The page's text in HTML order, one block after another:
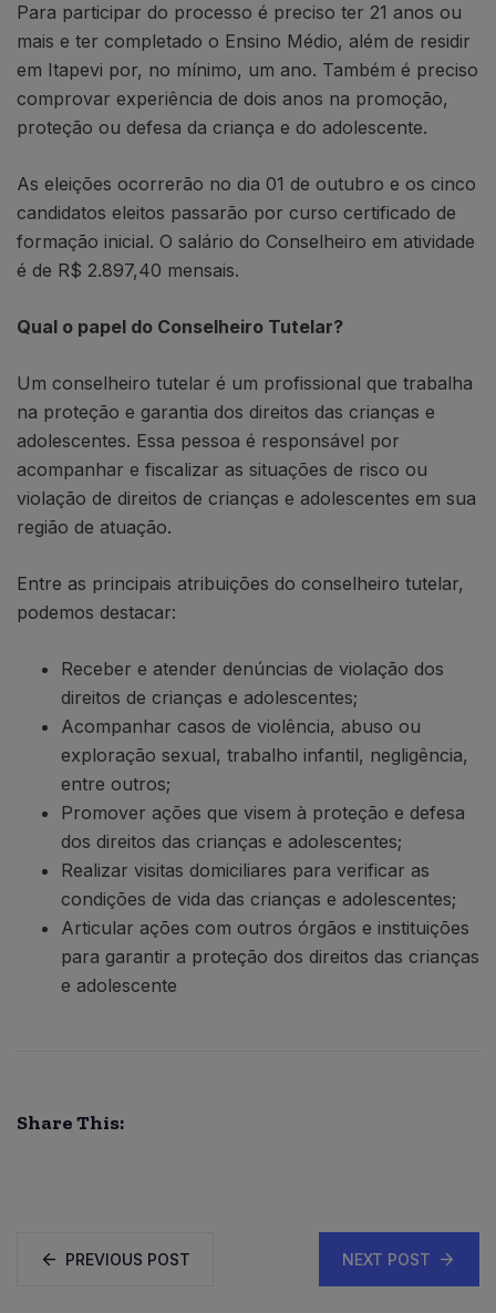
Para participar do processo é preciso ter 21 anos ou
mais e ter completado o Ensino Médio, além de residir
em Itapevi por, no mínimo, um ano. Também é preciso
comprovar experiência de dois anos na promoção,
proteção ou defesa da criança e do adolescente.
As eleições ocorrerão no dia 01 de outubro e os cinco
candidatos eleitos passarão por curso certificado de
formação inicial. O salário do Conselheiro em atividade
é de R$ 2.897,40 mensais.
Qual o papel do Conselheiro Tutelar?
Um conselheiro tutelar é um profissional que trabalha
na proteção e garantia dos direitos das crianças e
adolescentes. Essa pessoa é responsável por
acompanhar e fiscalizar as situações de risco ou
violação de direitos de crianças e adolescentes em sua
região de atuação.
Entre as principais atribuições do conselheiro tutelar,
podemos destacar:
Receber e atender denúncias de violação dos
direitos de crianças e adolescentes;
Acompanhar casos de violência, abuso ou
exploração sexual, trabalho infantil, negligência,
entre outros;
Promover ações que visem à proteção e defesa
dos direitos das crianças e adolescentes;
Realizar visitas domiciliares para verificar as
condições de vida das crianças e adolescentes;
Articular ações com outros órgãos e instituições
para garantir a proteção dos direitos das crianças
e adolescente
Share This:
PREVIOUS POST NEXT POST